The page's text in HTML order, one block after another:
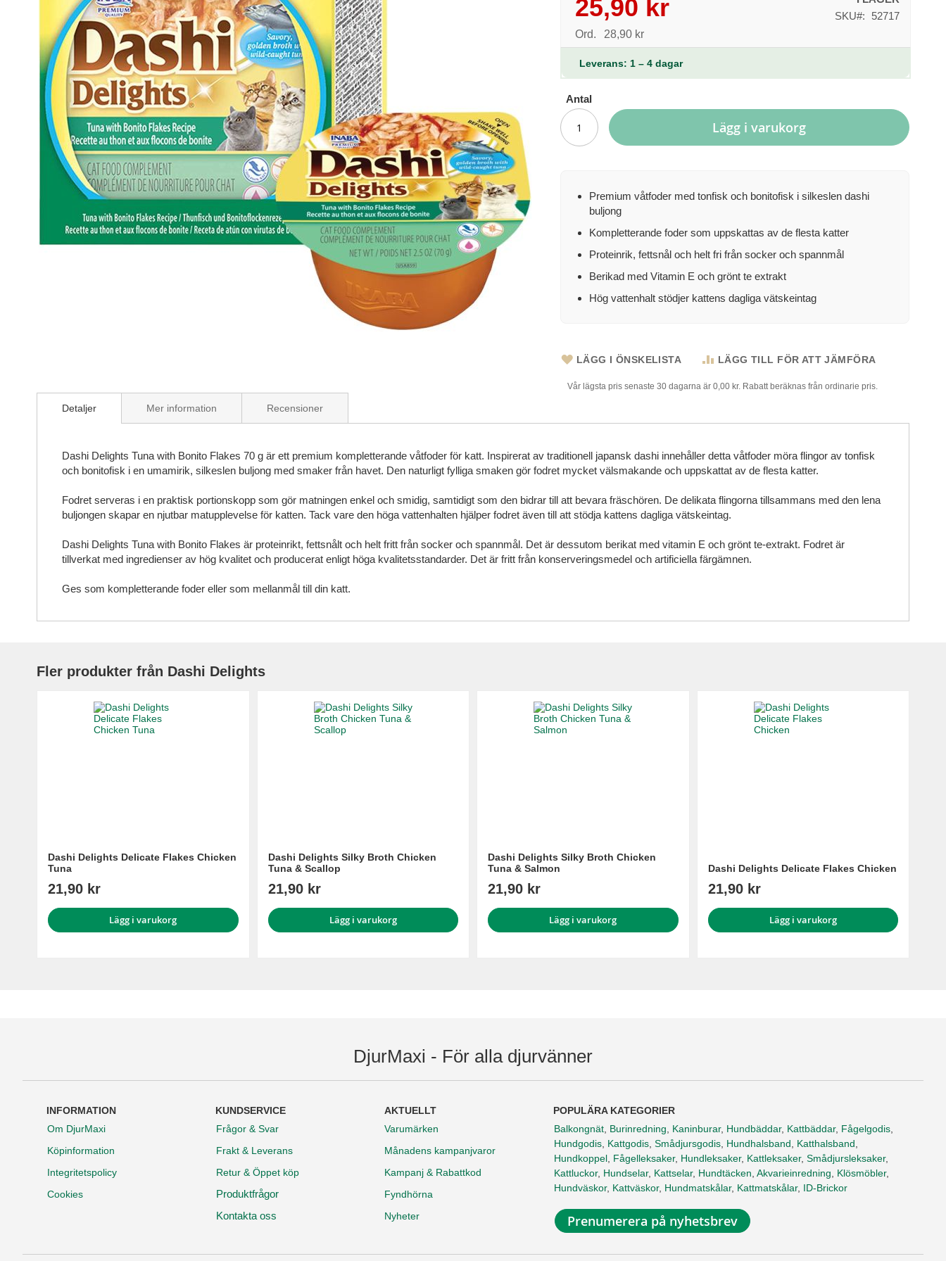
beginning
images
gallery
Reapris
25,90 kr
Ord. 28,90 kr
SKU
52717
Leverans: 1 – 4 dagar
Antal
Lägg i varukorg
Premium våtfoder med tonfisk och bonitofisk i silkeslen dashi
buljong
Kompletterande foder som uppskattas av de flesta katter
Proteinrik, fettsnål och helt fri från socker och spannmål
Berikad med Vitamin E och grönt te extrakt
Hög vattenhalt stödjer kattens dagliga vätskeintag
LÄGG I ÖNSKELISTA LÄGG TILL FÖR ATT JÄMFÖRA
Vår lägsta pris senaste 30 dagarna är 0,00 kr. Rabatt beräknas från ordinarie pris.
Detaljer
Dashi Delights Tuna with Bonito Flakes 70 g är ett premium kompletterande våtfoder för katt. Inspirerat av traditionell japansk dashi innehåller detta våtfoder möra flingor av tonfisk
och bonitofisk i en umamirik, silkeslen buljong med smaker från havet. Den naturligt fylliga smaken gör fodret mycket välsmakande och uppskattat av de flesta katter.
Fodret serveras i en praktisk portionskopp som gör matningen enkel och smidig, samtidigt som den bidrar till att bevara fräschören. De delikata flingorna tillsammans med den lena
buljongen skapar en njutbar matupplevelse för katten. Tack vare den höga vattenhalten hjälper fodret även till att stödja kattens dagliga vätskeintag.
Dashi Delights Tuna with Bonito Flakes är proteinrikt, fettsnålt och helt fritt från socker och spannmål. Det är dessutom berikat med vitamin E och grönt te-extrakt. Fodret är
tillverkat med ingredienser av hög kvalitet och producerat enligt höga kvalitetsstandarder. Det är fritt från konserveringsmedel och artificiella färgämnen.
Ges som kompletterande foder eller som mellanmål till din katt.
Mer information Recensioner
Fler produkter från Dashi Delights
Dashi Delights Delicate Flakes Chicken
Tuna
21,90 kr
Lägg i varukorg
Dashi Delights Silky Broth Chicken
Tuna & Scallop
21,90 kr
Lägg i varukorg
Dashi Delights Silky Broth Chicken
Tuna & Salmon
21,90 kr
Lägg i varukorg
Dashi Delights Delicate Flakes Chicken
21,90 kr
Lägg i varukorg
DjurMaxi - För alla djurvänner
INFORMATION
Om DjurMaxi
Köpinformation
Integritetspolicy
Cookies
KUNDSERVICE
Frågor & Svar
Frakt & Leverans
Retur & Öppet köp
Produktfrågor
Kontakta oss
AKTUELLT
Varumärken
Månadens kampanjvaror
Kampanj & Rabattkod
Fyndhörna
Nyheter
POPULÄRA KATEGORIER
Balkongnät Burinredning Kaninburar, Hundbäddar, Kattbäddar, Fågelgodis
Hundgodis Kattgodis Smådjursgodis Hundhalsband Katthalsband
Hundkoppel Fågelleksaker, Hundleksaker, Kattleksaker, Smådjursleksaker,
Kattluckor, Hundselar, Kattselar, Hundtäcken Akvarieinredning Klösmöbler,
Hundväskor, Kattväskor, Hundmatskålar, Kattmatskålar, ID-Brickor
Prenumerera på nyhetsbrev